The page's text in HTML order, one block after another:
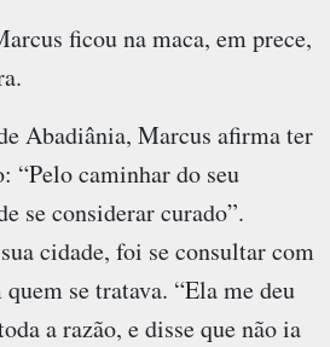
ficou na maca, em prece,
Abadiânia, Marcus afirma ter
“Pelo caminhar do seu
se considerar curado”.
cidade, foi se consultar com
se tratava. “Ela me deu
a razão, e disse que não ia